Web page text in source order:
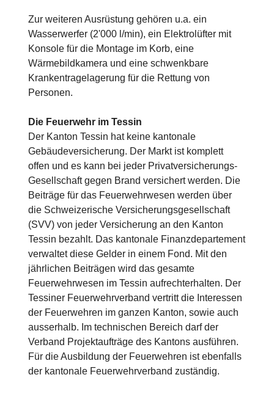
Zur weiteren Ausrüstung gehören u.a. ein
Wasserwerfer (2'000 l/min), ein Elektrolüfter mit
Konsole für die Montage im Korb, eine
Wärmebildkamera und eine schwenkbare
Krankentragelagerung für die Rettung von
Personen.
Die Feuerwehr im Tessin
Der Kanton Tessin hat keine kantonale
Gebäudeversicherung. Der Markt ist komplett
offen und es kann bei jeder Privatversicherungs-
Gesellschaft gegen Brand versichert werden. Die
Beiträge für das Feuerwehrwesen werden über
die Schweizerische Versicherungsgesellschaft
(SVV) von jeder Versicherung an den Kanton
Tessin bezahlt. Das kantonale Finanzdepartement
verwaltet diese Gelder in einem Fond. Mit den
jährlichen Beiträgen wird das gesamte
Feuerwehrwesen im Tessin aufrechterhalten. Der
Tessiner Feuerwehrverband vertritt die Interessen
der Feuerwehren im ganzen Kanton, sowie auch
ausserhalb. Im technischen Bereich darf der
Verband Projektaufträge des Kantons ausführen.
Für die Ausbildung der Feuerwehren ist ebenfalls
der kantonale Feuerwehrverband zuständig.